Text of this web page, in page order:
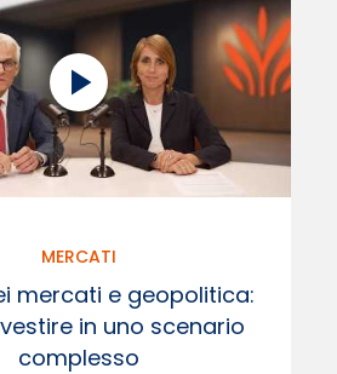
MERCATI
mercati e geopolitica:
in uno scenario
complesso